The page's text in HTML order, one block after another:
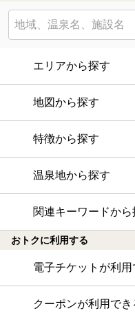
エリアから探す
地図から探す
特徴から探す
温泉地から探す
関連キーワードから
おトクに利用する
電子チケットが利
クーポンが利用で